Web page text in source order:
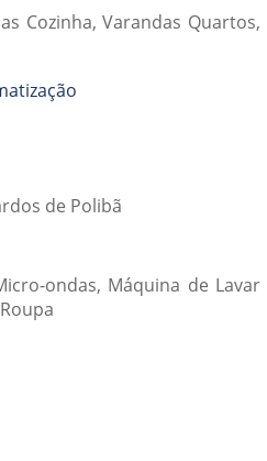
Cozinha, Varandas Quartos,
de Polibã
ondas, Máquina de Lavar